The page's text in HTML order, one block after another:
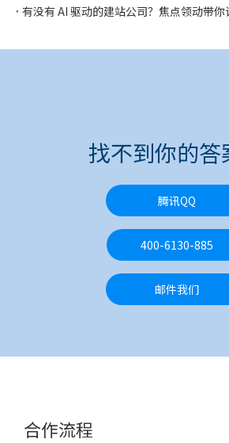
找不到你的答
腾讯QQ
400-6130-885
邮件我们
合作流程